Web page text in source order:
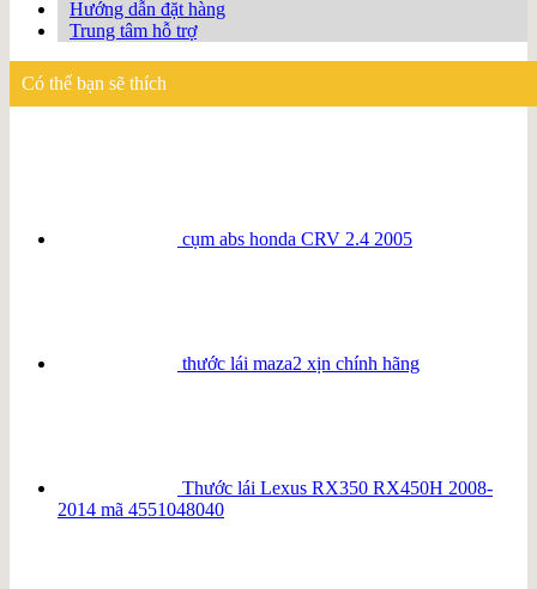
Hướng dẫn đặt hàng
Trung tâm hỗ trợ
Có thể bạn sẽ thích
cụm abs honda CRV 2.4 2005
thước lái maza2 xịn chính hãng
Thước lái Lexus RX350 RX450H 2008-
2014 mã 4551048040